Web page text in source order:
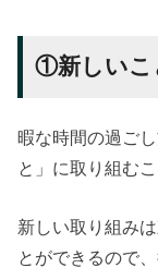
①新しいこ
暇な時間の過ご
と」に取り組むこ
新しい取り組み
とができるので